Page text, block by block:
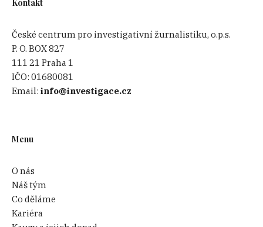
Kontakt
České centrum pro investigativní žurnalistiku, o.p.s.
P. O. BOX 827
111 21 Praha 1
IČO:01680081
Email:info@investigace.cz
Menu
O nás
Náš tým
Co děláme
Kariéra